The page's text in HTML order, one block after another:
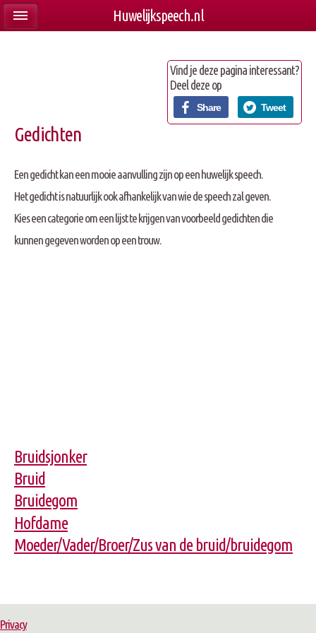
Vind je deze pagina interessant?
Deel deze op
Share Tweet
Gedichten
Een gedicht kan een mooie aanvulling zijn op een huwelijk speech.
Het gedicht is natuurlijk ook afhankelijk van wie de speech zal geven.
Kies een categorie om een lijst te krijgen van voorbeeld gedichten die
kunnen gegeven worden op een trouw.
Bruidsjonker
Bruid
Bruidegom
Hofdame
Moeder/Vader/Broer/Zus van de bruid/bruidegom
Privacy
Huwelijkspeech.nl